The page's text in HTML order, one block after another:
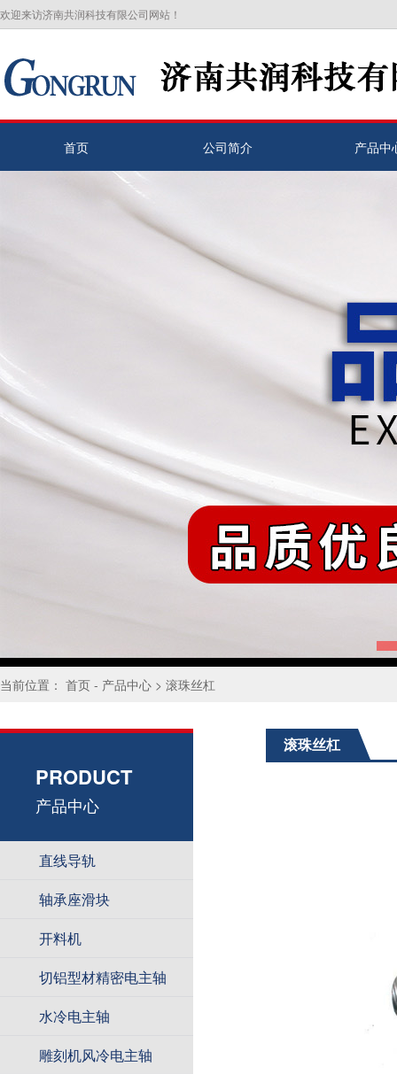
欢迎来访济南共润科技有限公司网站！
首页 公司简介 产品中
当前位置： 首页 - 产品中心 > 滚珠丝杠
PRODUCT
产品中心
直线导轨
轴承座滑块
开料机
切铝型材精密电主轴
水冷电主轴
雕刻机风冷电主轴
滚珠丝杠